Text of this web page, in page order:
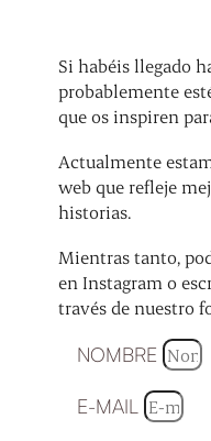
Si habéis llegado
probablemente
que os inspiren
Actualmente
web que refleje
historias.
Mientras tanto,
en Instagram o
través de nuestro
NOMBRE
E-MAIL